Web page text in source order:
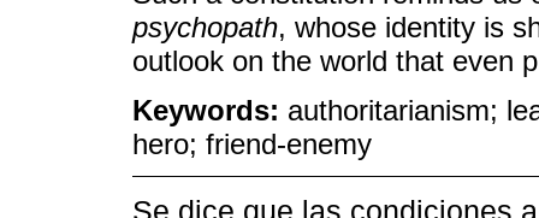
psychopath, whose identity is
outlook on the world that even
Keywords: authoritarianism;
hero; friend-enemy
Se dice que las condiciones